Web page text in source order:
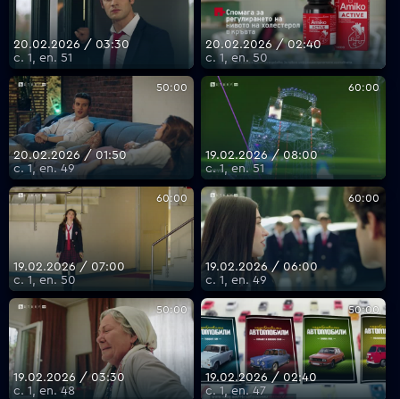
20.02.2026 / 03:30
с. 1, еп. 51
20.02.2026 / 02:40
с. 1, еп. 50
50:00
20.02.2026 / 01:50
с. 1, еп. 49
60:00
19.02.2026 / 08:00
с. 1, еп. 51
60:00
19.02.2026 / 07:00
с. 1, еп. 50
60:00
19.02.2026 / 06:00
с. 1, еп. 49
50:00
19.02.2026 / 03:30
с. 1, еп. 48
50:00
19.02.2026 / 02:40
с. 1, еп. 47